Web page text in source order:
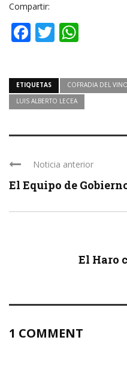
Compartir:
Facebook
Twitter
ETIQUETAS COFRADIA DEL VINO
LUIS ALBERTO LECEA
Noticia anterior
El Equipo de
El Haro
1 COMMENT